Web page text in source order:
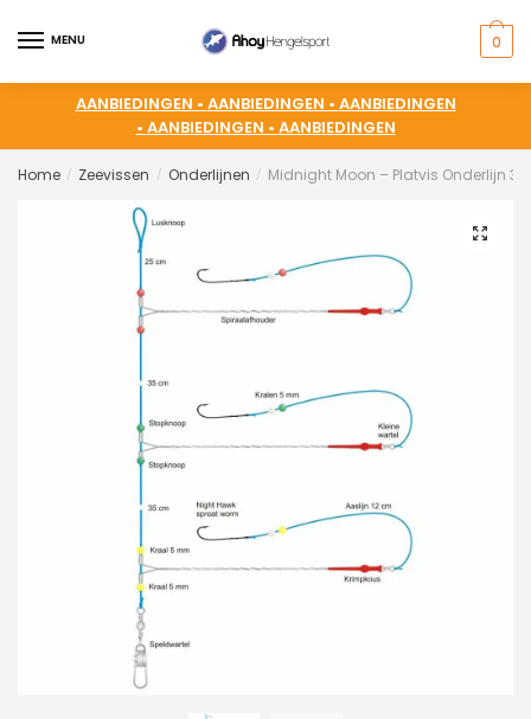
MENU 0
AANBIEDINGEN • AANBIEDINGEN • AANBIEDINGEN
• AANBIEDINGEN • AANBIEDINGEN
Home / Zeevissen / Onderlijnen / Midnight Moon – Platvis Onderlijn 3
🔍